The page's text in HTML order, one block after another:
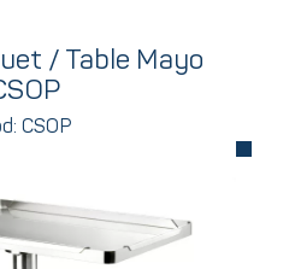
/ Table Mayo
CSOP